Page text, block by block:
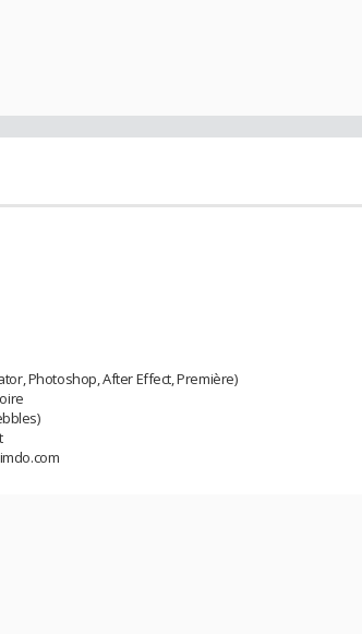
Photoshop, After Effect, Première)